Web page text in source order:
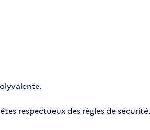
respectueux des règles de sécurité.